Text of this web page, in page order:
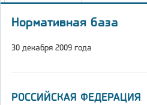
Нормативная база
30 декабря 2009 года
РОССИЙСКАЯ ФЕДЕРАЦИЯ